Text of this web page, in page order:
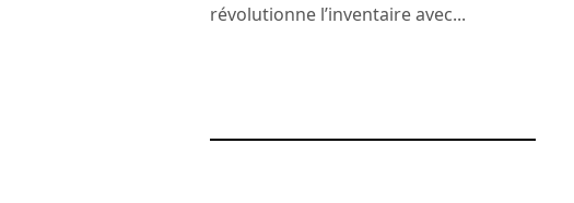
révolutionne l’inventaire avec...